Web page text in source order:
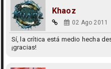
Khaoz
02 Ago 2011
Sí, la crítica está medio hecha
¡gracias!